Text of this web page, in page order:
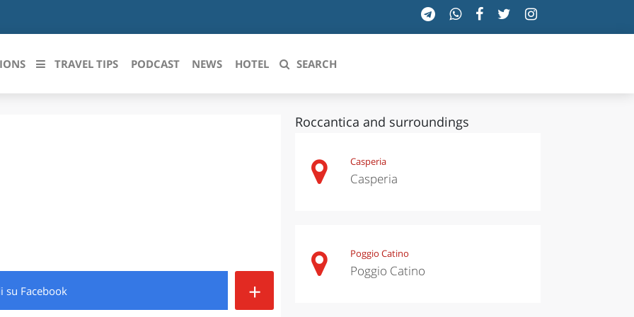
ROMAGNA PIEMONTE
TOSCANA
VALLE D'AOSTA
TRAVEL TIPS PODCAST NEWS HOTEL SEARCH
su Facebook +
Roccantica and surroundings
Casperia
Casperia
Poggio Catino
Poggio Catino